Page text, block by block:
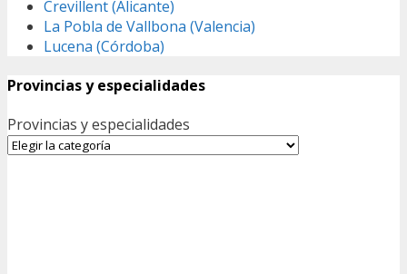
Crevillent (Alicante)
La Pobla de Vallbona (Valencia)
Lucena (Córdoba)
Provincias y especialidades
Provincias y especialidades